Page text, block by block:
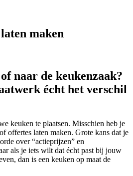
maken
naar de keukenzaak?
écht het verschil
keuken te plaatsen. Misschien heb je
offertes laten maken. Grote kans dat je
over “actieprijzen” en
als je iets wilt dat écht past bij jouw
dan is een keuken op maat de